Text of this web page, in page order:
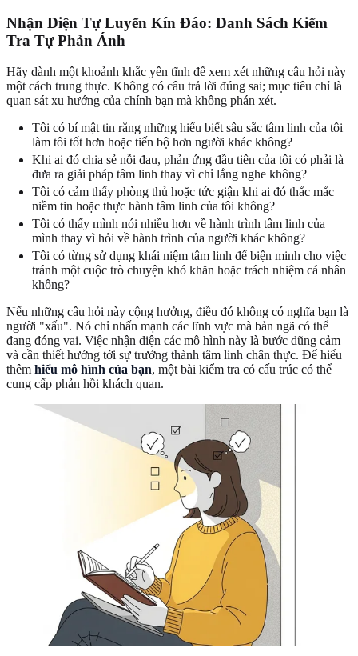
Nhận Diện Tự Luyến Kín Đáo: Danh Sách Kiểm
Tra Tự Phản Ánh
Hãy dành một khoảnh khắc yên tĩnh để xem xét những câu hỏi này
một cách trung thực. Không có câu trả lời đúng sai; mục tiêu chỉ là
quan sát xu hướng của chính bạn mà không phán xét.
Tôi có bí mật tin rằng những hiểu biết sâu sắc tâm linh của tôi
làm tôi tốt hơn hoặc tiến bộ hơn người khác không?
Khi ai đó chia sẻ nỗi đau, phản ứng đầu tiên của tôi có phải là
đưa ra giải pháp tâm linh thay vì chỉ lắng nghe không?
Tôi có cảm thấy phòng thủ hoặc tức giận khi ai đó thắc mắc
niềm tin hoặc thực hành tâm linh của tôi không?
Tôi có thấy mình nói nhiều hơn về hành trình tâm linh của
mình thay vì hỏi về hành trình của người khác không?
Tôi có từng sử dụng khái niệm tâm linh để biện minh cho việc
tránh một cuộc trò chuyện khó khăn hoặc trách nhiệm cá nhân
không?
Nếu những câu hỏi này cộng hưởng, điều đó không có nghĩa bạn là
người "xấu". Nó chỉ nhấn mạnh các lĩnh vực mà bản ngã có thể
đang đóng vai. Việc nhận diện các mô hình này là bước dũng cảm
và cần thiết hướng tới sự trưởng thành tâm linh chân thực. Để hiểu
thêm hiểu mô hình của bạn, một bài kiểm tra có cấu trúc có thể
cung cấp phản hồi khách quan.